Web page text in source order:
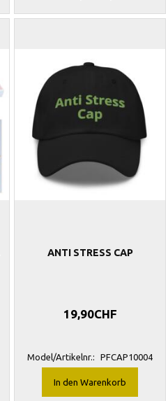
ANTI STRESS CAP
19,90CHF
Model/Artikelnr.: PFCAP10004
In den Warenkorb